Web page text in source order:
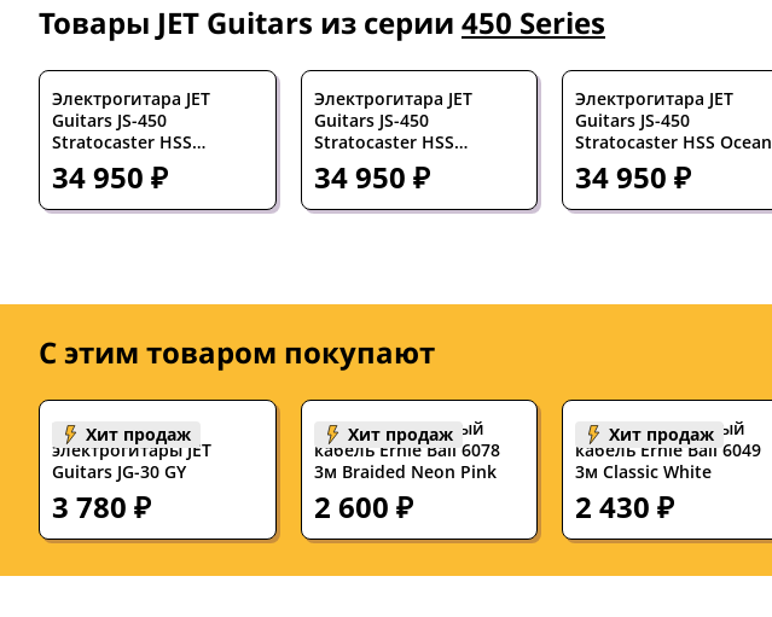
Товары JET Guitars из серии 450 Series
Электрогитара JET
Guitars JS-450
Stratocaster HSS
Transparent Black
34 950 ₽
Электрогитара JET
Guitars JS-450
Stratocaster HSS
Transparent Blue
34 950 ₽
Электрогитара JET
Guitars JS-450
Stratocaster HSS Ocean
Blue
34 950 ₽
С этим товаром покупают
Хит продаж
Чехол для
электрогитары JET
Guitars JG-30 GY
3 780 ₽
Хит продаж
Инструментальный
кабель Ernie Ball 6078
3м Braided Neon Pink
2 600 ₽
Хит продаж
Инструментальный
кабель Ernie Ball 6049
3м Classic White
2 430 ₽